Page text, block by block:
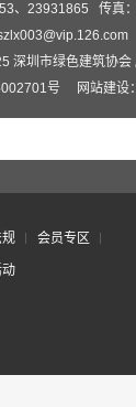
、23931865
传真
深圳市绿色建筑协会
号
网站建设
会员专区
动